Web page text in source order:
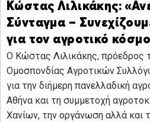
Κώστας Λιλικάκης:
Σύνταγμα –
για τον αγροτικό
Ο Κώστας Λιλικάκης, πρόεδρος
Ομοσπονδίας Αγροτικών
για την διήμερη πανελλαδική
Αθήνα και τη συμμετοχή
Χανίων, την οργάνωση αλλά και